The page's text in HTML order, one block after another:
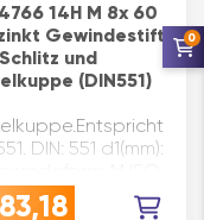
14H M 8x 60
Gewindestift
und
(DIN551)
DIN: 551 d1(mm):
L(mm): 60
83,18
0